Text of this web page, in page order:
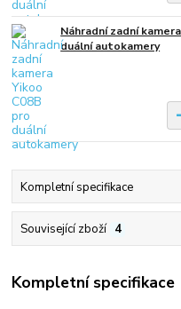
Náhradní zadní
duální autokamery
Kompletní specifikace
Související zboží 4
Kompletní specifikace